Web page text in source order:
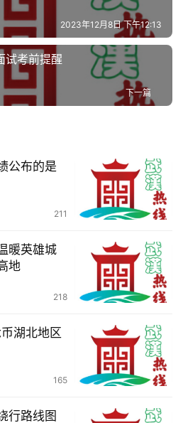
2023年12月8日 下午12:13
试考前提醒
下一篇
公布的是
211
暖英雄城
地
218
湖北地区
165
行路线图